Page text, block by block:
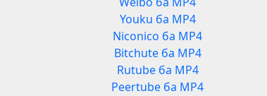
Youku ба MP4
Niconico ба MP4
Bitchute ба MP4
Rutube ба MP4
Peertube ба MP4